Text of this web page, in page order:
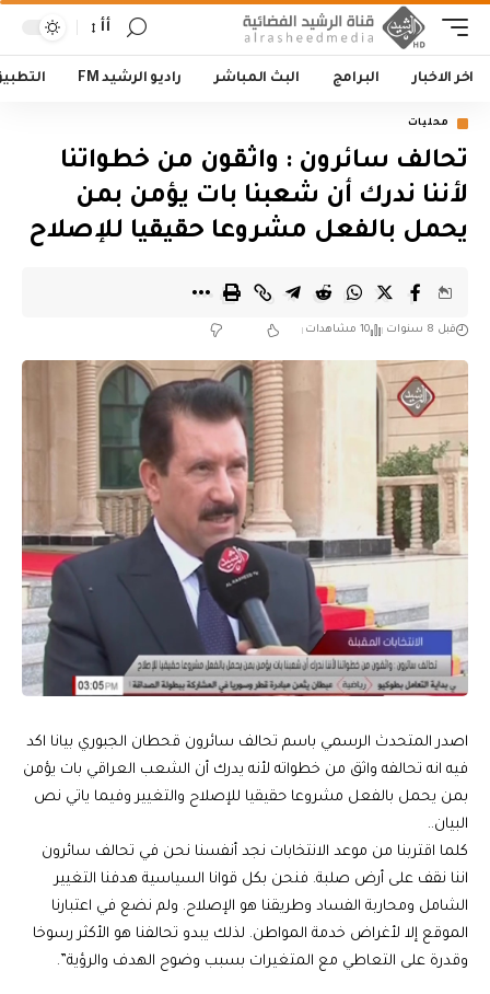
أأ
اخر الاخبار البرامج البث المباشر راديو الرشيد FM
محليات
تحالف سائرون : واثقون من خطواتنا
لأننا ندرك أن شعبنا بات يؤمن بمن
يحمل بالفعل مشروعا حقيقيا للإصلاح
قبل 8 سنوات 10 مشاهدات
اصدر المتحدث الرسمي باسم تحالف سائرون قحطان الجبوري بيانا اكد
فيه انه تحالفه واثق من خطواته لأنه يدرك أن الشعب العراقي بات يؤمن
بمن يحمل بالفعل مشروعا حقيقيا للإصلاح والتغيير وفيما ياتي نص
البيان..
كلما اقتربنا من موعد الانتخابات نجد أنفسنا نحن في تحالف سائرون
اننا نقف على أرض صلبة. فنحن بكل قوانا السياسية هدفنا التغيير
الشامل ومحاربة الفساد وطريقنا هو الإصلاح. ولم نضع في اعتبارنا
الموقع إلا لأغراض خدمة المواطن. لذلك يبدو تحالفنا هو الأكثر رسوخا
وقدرة على التعاطي مع المتغيرات بسبب وضوح الهدف والرؤية”.